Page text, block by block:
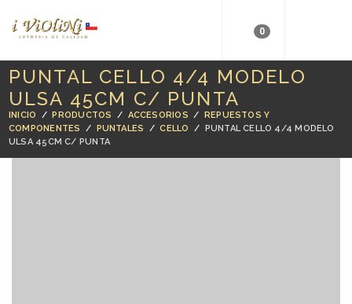
0
PUNTAL CELLO 4/4 MODELO
ULSA 45CM C/ PUNTA
INICIO /PRODUCTOS / ACCESORIOS / REPUESTOS Y
COMPONENTES
/ PUNTALES /CELLO / PUNTAL CELLO 4/4 MODELO
ULSA 45CM C/ PUNTA